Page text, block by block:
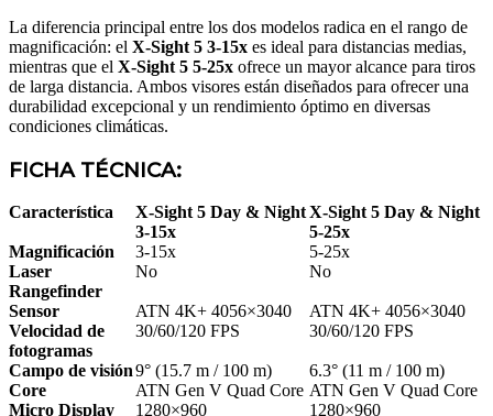
La diferencia principal entre los dos modelos radica en el rango de
magnificación: el X-Sight 5 3-15x es ideal para distancias medias,
mientras que el X-Sight 5 5-25x ofrece un mayor alcance para tiros
de larga distancia. Ambos visores están diseñados para ofrecer una
durabilidad excepcional y un rendimiento óptimo en diversas
condiciones climáticas.
FICHA TÉCNICA:
Característica
X-Sight 5 Day & Night
3-15x
X-Sight 5 Day & Night
5-25x
Magnificación
3-15x
5-25x
Laser
Rangefinder
No No
Sensor ATN 4K+ 4056×3040
ATN 4K+ 4056×3040
Velocidad de
fotogramas
30/60/120 FPS 30/60/120 FPS
Campo de visión9° (15.7 m / 100 m)
6.3° (11 m / 100 m)
Core
ATN Gen V Quad Core ATN Gen V Quad Core
Micro Display
1280×960 1280×960